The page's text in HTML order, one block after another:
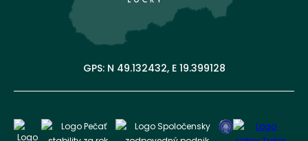
GPS: N 49.132432, E 19.399128